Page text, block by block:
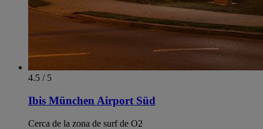
4.5 / 5
Ibis München Airport Süd
Cerca de la zona de surf de O2